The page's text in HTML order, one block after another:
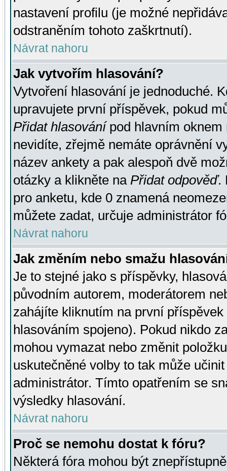
nastavení profilu (je možné
odstraněním tohoto zaškrtnutí).
Návrat nahoru
Jak vytvořím hlasování?
Vytvoření hlasování je jednoduché.
upravujete první příspěvek, pokud
Přidat hlasovánípod hlavním oknem
nevidíte, zřejmě nemáte oprávnění
název ankety a pak alespoň dvě
otázky a klikněte na Přidat odpověď.
pro anketu, kde 0 znamená
můžete zadat, určuje administrátor
Návrat nahoru
Jak změním nebo smažu
Je to stejné jako s příspěvky,
původním autorem, moderátorem
zahájíte kliknutím na první
hlasováním spojeno). Pokud nikdo
mohou vymazat nebo změnit
uskutečněné volby to tak může
administrátor. Tímto opatřením se
výsledky hlasování.
Návrat nahoru
Proč se nemohu dostat k fóru?
Některá fóra mohou být